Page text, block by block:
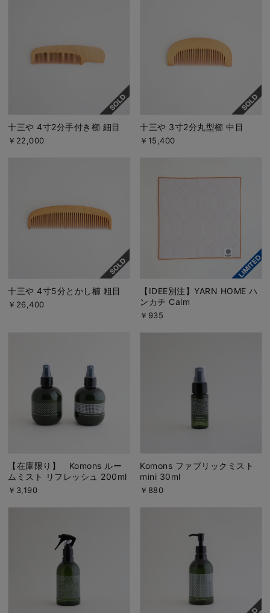
十三や 4寸2分手付き櫛 細目
￥22,000
十三や 3寸2分丸型櫛 中目
￥15,400
十三や 4寸5分とかし櫛 粗目
￥26,400
【IDEE別注】YARN HOME ハ
ンカチ Calm
￥935
【在庫限り】 Komons ルー
ムミスト リフレッシュ 200ml
￥3,190
Komons ファブリックミスト
mini 30ml
￥880